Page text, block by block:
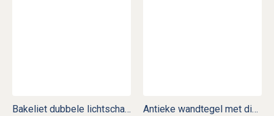
Bakeliet dubbele lichtschakelaar b. e 22
Antieke wandtegel met dier nr. 1